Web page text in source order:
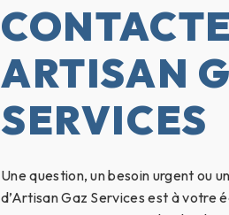
ARTISAN
SERVICES
Une question, un besoin urgent ou
d’Artisan Gaz Services est à votre